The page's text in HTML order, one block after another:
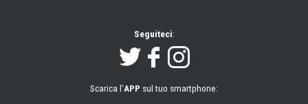
Seguiteci:
Scarica l'APP sul tuo smartphone: